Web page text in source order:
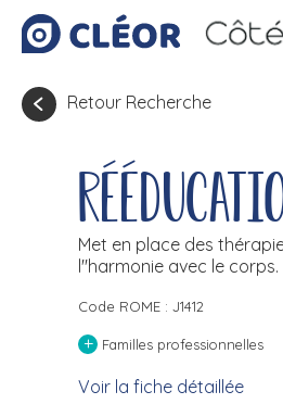
Retour Recherche
Met en place des
l''harmonie avec le corps.
Code ROME : J1412
+ Familles professionnelles
Voir la fiche détaillée